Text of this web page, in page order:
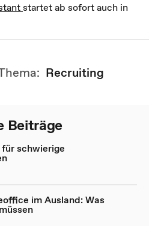
startet ab sofort auch in
Recruiting
Beiträge
schwierige
im Ausland: Was